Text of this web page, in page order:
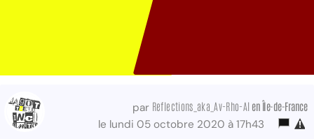
par Reflections_aka_Av-Rho-Al en Île-de-France
le lundi 05 octobre 2020 à 17h43